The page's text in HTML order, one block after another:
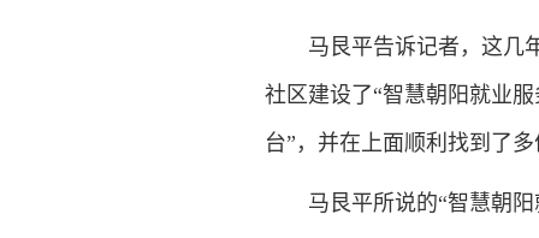
马艮平告诉记者，这几
社区建设了“智慧朝阳就业
台”，并在上面顺利找到了
马艮平所说的“智慧朝